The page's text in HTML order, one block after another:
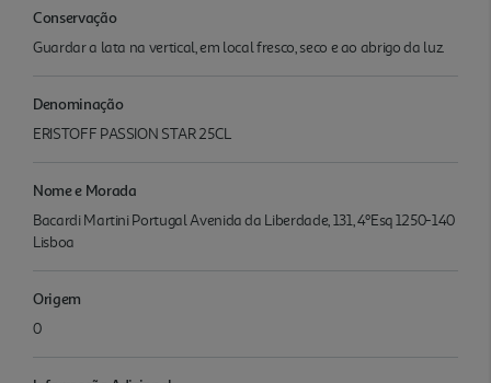
Conservação
Guardar a lata na vertical, em local fresco, seco e ao abrigo da luz.
Denominação
ERISTOFF PASSION STAR 25CL
Nome e Morada
Bacardi Martini Portugal Avenida da Liberdade, 131, 4ºEsq 1250-140
Lisboa
Origem
0